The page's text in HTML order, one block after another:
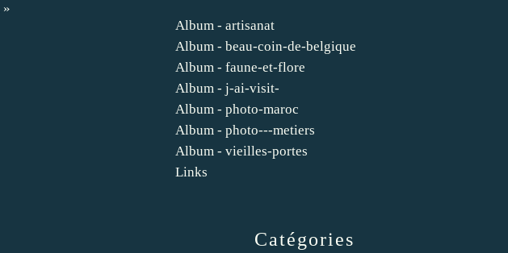
»
Catégories
Album - artisanat
Album - beau-coin-de-belgique
Album - faune-et-flore
Album - j-ai-visit-
Album - photo-maroc
Album - photo---metiers
Album - vieilles-portes
Links